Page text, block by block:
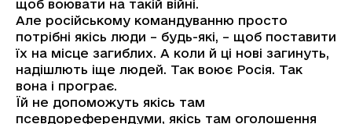
щоб воювати на такій війні.
Але російському командуванню просто
потрібні якісь люди – будь-які, – щоб поставити
їх на місце загиблих. А коли й ці нові загинуть,
надішлють іще людей. Так воює Росія. Так
вона і програє.
Їй не допоможуть якісь там
псевдореферендуми, якісь там оголошення